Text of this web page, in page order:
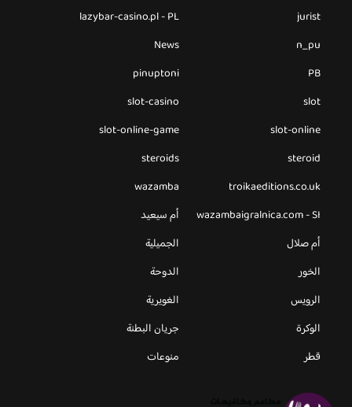
jurist
lazybar-casino.pl - PL
n_pu
News
PB
pinuptoni
slot
slot-casino
slot-online
slot-online-game
steroid
steroids
troikaeditions.co.uk
wazamba
wazambaigralnica.com - SI
أم سيعيد
أم صلال
الجميلية
الخور
الدوحة
الرويس
الغويرية
الوكرة
جريان البطنة
قطر
منوعات